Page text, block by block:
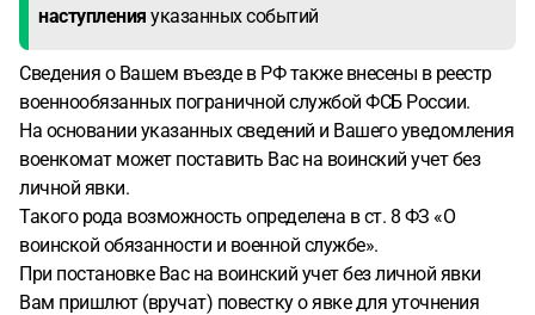
наступления указанных событий
Сведения о Вашем въезде в РФ также внесены в реестр
военнообязанных пограничной службой ФСБ России.
На основании указанных сведений и Вашего уведомления
военкомат может поставить Вас на воинский учет без
личной явки.
Такого рода возможность определена в ст. 8 ФЗ «О
воинской обязанности и военной службе».
При постановке Вас на воинский учет без личной явки
Вам пришлют (вручат) повестку о явке для уточнения